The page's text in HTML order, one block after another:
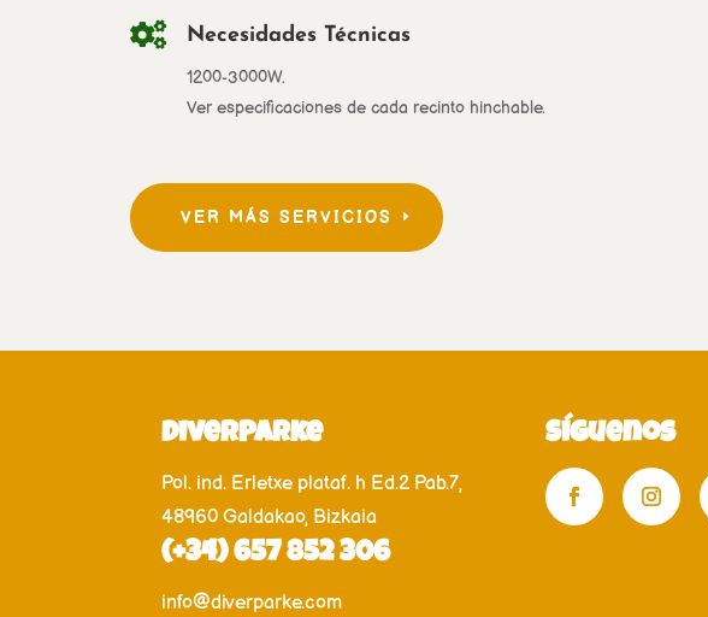
 Necesidades Técnicas
1200-3000W.
Ver especificaciones de cada recinto hinchable.
VER MÁS SERVICIOS
DiverParke
Pol. ind. Erletxe plataf. h Ed.2 Pab.7,
48960 Galdakao, Bizkaia
(+34) 657 852 306
info@diverparke.com
Síguenos